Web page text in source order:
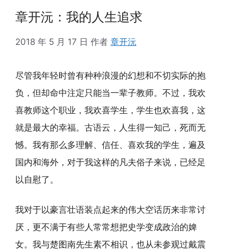
章开沅：我的人生追求
2018 年 5 月 17 日 作者 章开沅
尽管我年轻时曾有种种浪漫的幻想和不切实际的抱
负，但却命中注定只能当一辈子教师。不过，我欢
喜教师这个职业，我欢喜学生，学生也欢喜我，这
就是最大的幸福。古语云，人生得一知己，死而无
憾。我有那么多理解、信任、喜欢我的学生，遍及
国内和海外，对于我这样的凡夫俗子来说，已经足
以自慰了。
我对于以豪言壮语装点起来的伟大空话历来非常讨
厌，更不满于有些人常常想把史学变成政治的婢
女。我与楚图南先生素不相识，也从未参观过戴震